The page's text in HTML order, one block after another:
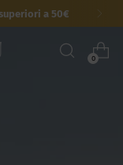
a 50€
0